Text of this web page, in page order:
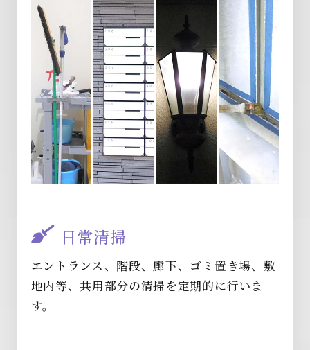
日常清掃
エントランス、階段、廊下、ゴミ置き場、敷
地内等、共用部分の清掃を定期的に行いま
す。